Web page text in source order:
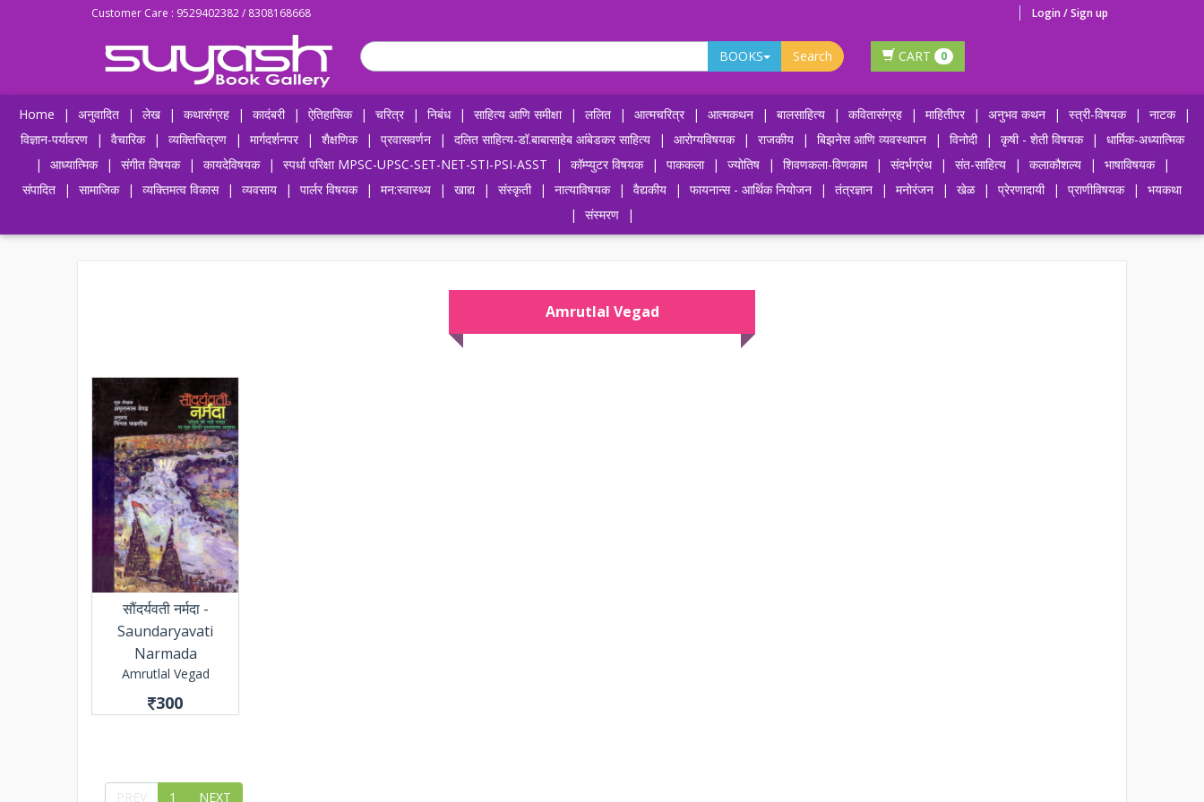
Customer Care : 9529402382 / 8308168668 Login / Sign up
BOOKS Search CART 0
Home | अनुवादित | लेख | कथासंग्रह | कादंबरी | ऐतिहासिक | चरित्र | निबंध | साहित्य आणि समीक्षा | ललित | आत्मचरित्र | आत्मकथन | बालसाहित्य | कवितासंग्रह | माहितीपर | अनुभव कथन | स्त्री-विषयक | नाटक
|
विज्ञान-पर्यावरण
| वैचारिक | व्यक्तिचित्रण | मार्गदर्शनपर | शैक्षणिक | प्रवासवर्णन | दलित साहित्य-डॉ.बाबासाहेब आंबेडकर साहित्य | आरोग्यविषयक | राजकीय | बिझनेस आणि व्यवस्थापन | विनोदी | कृषी - शेती विषयक |
धार्मिक-अध्यात्मिक
|
आध्यात्मिक | संगीत विषयक | कायदेविषयक | स्पर्धा परिक्षा MPSC-UPSC-SET-NET-STI-PSI-ASST | कॉम्प्युटर विषयक | पाककला | ज्योतिष | शिवणकला-विणकाम | संदर्भग्रंथ | संत-साहित्य | कलाकौशल्य | भाषाविषयक
|
संपादित
| सामाजिक | व्यक्तिमत्व विकास | व्यवसाय | पार्लर विषयक | मन:स्वास्थ्य | खाद्य | संस्कृती | नात्याविषयक | वैद्यकीय | फायनान्स - आर्थिक नियोजन | तंत्रज्ञान | मनोरंजन | खेळ | प्रेरणादायी | प्राणीविषयक |
भयकथा
|
संस्मरण |
Amrutlal Vegad
सौंदर्यवती नर्मदा -
Saundaryavati
Narmada
Amrutlal Vegad
300
PREV 1 NEXT